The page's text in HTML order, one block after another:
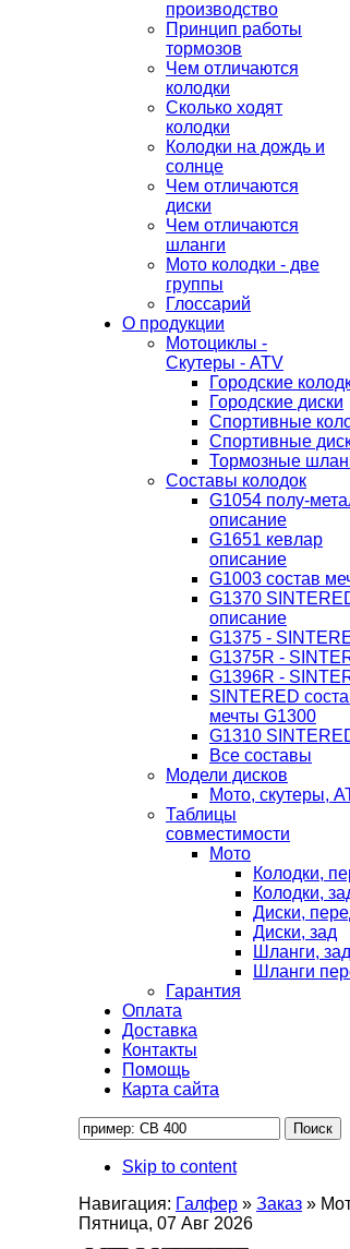
производство
Принцип работы
тормозов
Чем отличаются
колодки
Сколько ходят
колодки
Колодки на дождь и
солнце
Чем отличаются
диски
Чем отличаются
шланги
Мото колодки - две
группы
Глоссарий
О продукции
Мотоциклы -
Скутеры - ATV
Городские
Городские диски
Спортивные
Спортивные
Тормозные
Составы колодок
G1054 полу-
описание
G1651 кевлар
описание
G1003 состав
G1370
описание
G1375 -
G1375R -
G1396R -
SINTERED
мечты G1300
G1310
Все составы
Модели дисков
Мото, скутеры,
Таблицы
совместимости
Мото
Колодки,
Колодки,
Диски,
Диски, зад
Шланги, зад
Шланги
Гарантия
Оплата
Доставка
Контакты
Помощь
Карта сайта
Skip to content
Навигация: Галфер » Заказ »
Пятница, 07 Авг 2026